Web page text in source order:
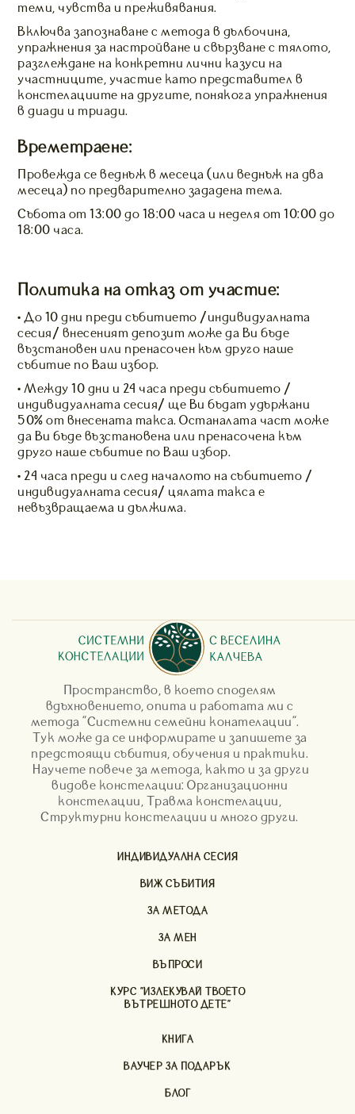
теми, чувства и преживявания.
Включва запознаване с метода в дълбочина,
упражнения за настройване и свързване с тялото,
разглеждане на конкретни лични казуси на
участниците, участие като представител в
констелациите на другите, понякога упражнения
в диади и триади.
Времетраене:
Провежда се веднъж в месеца (или веднъж на два
месеца) по предварително зададена тема.
Събота от 13:00 до 18:00 часа и неделя от 10:00 до
18:00 часа.
Политика на отказ от участие:
• До 10 дни преди събитието /индивидуалната
сесия/ внесеният депозит може да Ви бъде
възстановен или пренасочен към друго наше
събитие по Ваш избор.
• Между 10 дни и 24 часа преди събитието /
индивидуалната сесия/ ще Ви бъдат удържани
50% от внесената такса. Останалата част може
да Ви бъде възстановена или пренасочена към
друго наше събитие по Ваш избор.
• 24 часа преди и след началото на събитието /
индивидуалната сесия/ цялата такса е
невъзвращаема и дължима.
Пространство, в което споделям
вдъхновението, опита и работата ми с
метода "Системни семейни конателации".
Тук може да се информирате и запишете за
предстоящи събития, обучения и практики.
Научете повече за метода, както и за други
видове констелации: Организационни
констелации, Травма констелации,
Структурни констелации и много други.
ИНДИВИДУАЛНА СЕСИЯ
ВИЖ СЪБИТИЯ
ЗА МЕТОДА
ЗА МЕН
ВЪПРОСИ
КУРС "ИЗЛЕКУВАЙ ТВОЕТО
ВЪТРЕШНОТО ДЕТЕ"
КНИГА
ВАУЧЕР ЗА ПОДАРЪК
БЛОГ